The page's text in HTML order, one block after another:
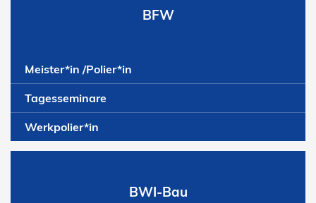
BFW
Meister*in /Polier*in
Tagesseminare
Werkpolier*in
BWI-Bau